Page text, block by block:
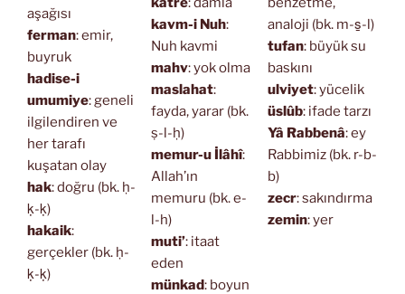
aşağısı
ferman: emir,
buyruk
hadise-i
umumiye: geneli
ilgilendiren ve
her tarafı
kuşatan olay
hak: doğru (bk. ḥ-
ḳ-ḳ)
hakaik:
gerçekler (bk. ḥ-
ḳ-ḳ)
kavm-i Nuh:
Nuh kavmi
mahv: yok olma
maslahat:
fayda, yarar (bk.
ṣ-l-ḥ)
memur-u İlâhî:
Allah’ın
memuru (bk. e-
l-h)
muti’: itaat
eden
münkad: boyun
analoji (bk. m-s̱-l)
tufan: büyük su
baskını
ulviyet: yücelik
üslûb: ifade tarzı
Yâ Rabbenâ: ey
Rabbimiz (bk. r-b-
b)
zecr: sakındırma
zemin: yer